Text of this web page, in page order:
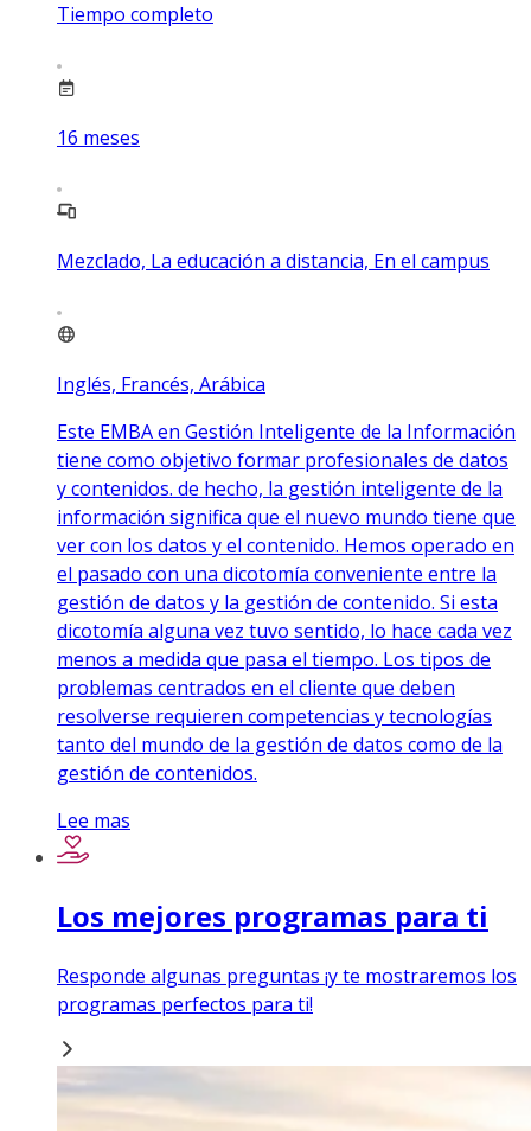
Tiempo completo
16 meses
Mezclado, La educación a distancia, En el campus
Inglés, Francés, Arábica
Este EMBA en Gestión Inteligente de la Información
tiene como objetivo formar profesionales de datos
y contenidos. de hecho, la gestión inteligente de la
información significa que el nuevo mundo tiene que
ver con los datos y el contenido. Hemos operado en
el pasado con una dicotomía conveniente entre la
gestión de datos y la gestión de contenido. Si esta
dicotomía alguna vez tuvo sentido, lo hace cada vez
menos a medida que pasa el tiempo. Los tipos de
problemas centrados en el cliente que deben
resolverse requieren competencias y tecnologías
tanto del mundo de la gestión de datos como de la
gestión de contenidos.
Lee mas
Los mejores programas para ti
Responde algunas preguntas ¡y te mostraremos los
programas perfectos para ti!